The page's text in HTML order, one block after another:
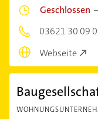
Geschlossen
03621 30 09
Webseite